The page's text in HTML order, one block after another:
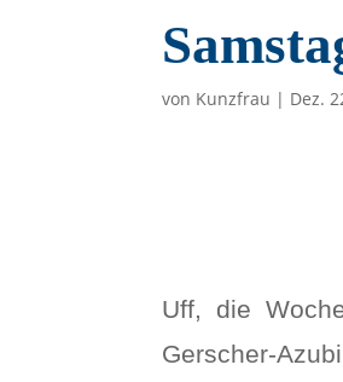
von Kunzfrau | Dez.
Uff, die
Gerscher-